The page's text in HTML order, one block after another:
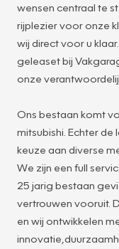
wensen centraal te
rijplezier voor onze
wij direct voor u
geleaset bij
onze
Ons bestaan komt
mitsubishi. Echter de
keuze aan diverse
We zijn een full
25 jarig bestaan
vertrouwen vooruit.
en wij ontwikkelen